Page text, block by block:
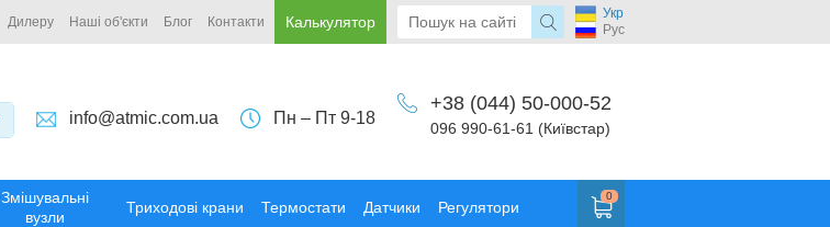
Дилеру Наші об'єкти Блог Контакти Калькулятор
Укр
Рус
info@atmic.com.ua Пн – Пт 9-18
+38 (044) 50-000-52
096 990-61-61 (Київстар)
Змішувальні
вузли
Триходові крани Термостати Датчики Регулятори
0